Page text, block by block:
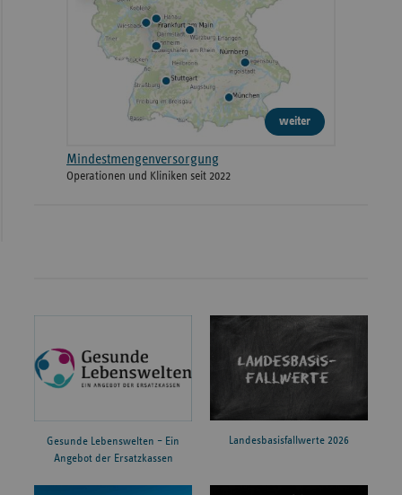
weiter
Mindestmengenversorgung
Operationen und Kliniken seit 2022
Gesunde Lebenswelten – Ein
Angebot der Ersatzkassen
Landesbasisfallwerte 2026